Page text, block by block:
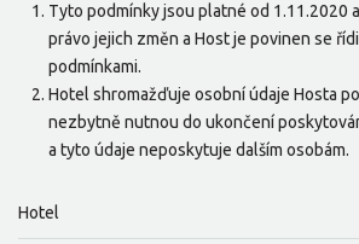
Tyto podmínky jsou platné od 1.11.2020
právo jejich změn a Host je povinen se
podmínkami.
Hotel shromažďuje osobní údaje Hosta
nezbytně nutnou do ukončení
a tyto údaje neposkytuje dalším osobám.
Hotel